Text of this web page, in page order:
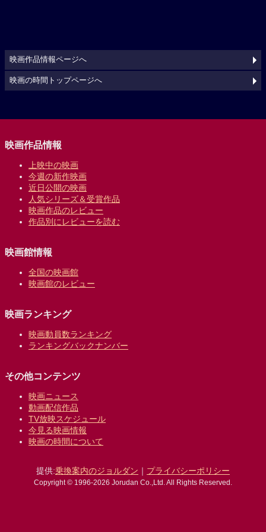
映画作品情報ページへ
映画の時間トップページへ
映画作品情報
上映中の映画
今週の新作映画
近日公開の映画
人気シリーズ＆受賞作品
映画作品のレビュー
作品別にレビューを読む
映画館情報
全国の映画館
映画館のレビュー
映画ランキング
映画動員数ランキング
ランキングバックナンバー
その他コンテンツ
映画ニュース
動画配信作品
TV放映スケジュール
今見る映画情報
映画の時間について
提供:乗換案内のジョルダン ｜ プライバシーポリシー
Copyright © 1996-2026 Jorudan Co.,Ltd. All Rights Reserved.